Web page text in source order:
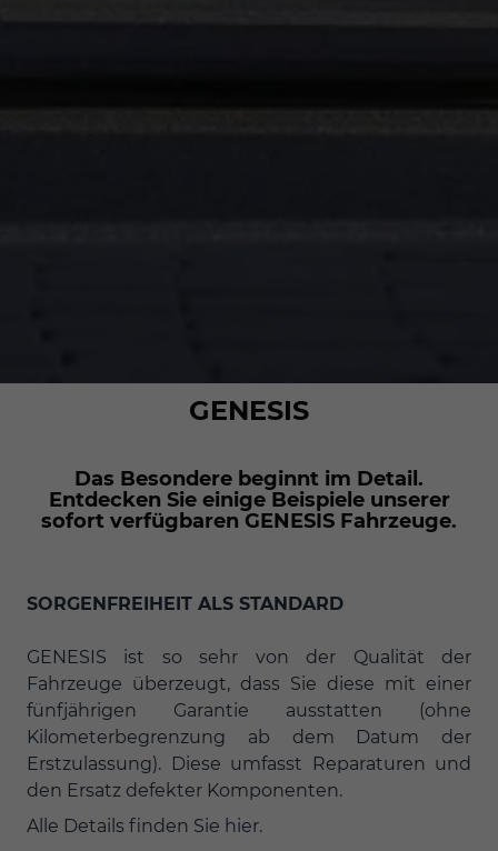
GENESIS
Das Besondere beginnt im Detail.
Entdecken Sie einige Beispiele unserer
sofort verfügbaren GENESIS Fahrzeuge.
SORGENFREIHEIT ALS STANDARD
GENESIS ist so sehr von der Qualität der
Fahrzeuge überzeugt, dass Sie diese mit einer
fünfjährigen Garantie ausstatten (ohne
Kilometerbegrenzung ab dem Datum der
Erstzulassung). Diese umfasst Reparaturen und
den Ersatz defekter Komponenten.
Alle Details finden Sie hier.